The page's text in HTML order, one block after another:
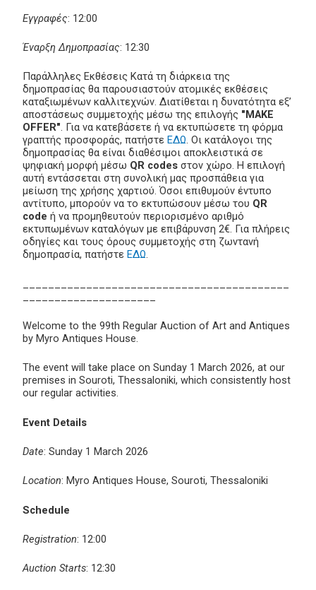
Εγγραφές: 12:00
Έναρξη Δημοπρασίας: 12:30
Παράλληλες Εκθέσεις Κατά τη διάρκεια της
δημοπρασίας θα παρουσιαστούν ατομικές εκθέσεις
καταξιωμένων καλλιτεχνών. Διατίθεται η δυνατότητα εξ’
αποστάσεως συμμετοχής μέσω της επιλογής "MAKE
OFFER". Για να κατεβάσετε ή να εκτυπώσετε τη φόρμα
γραπτής προσφοράς, πατήστε ΕΔΩ. Οι κατάλογοι της
δημοπρασίας θα είναι διαθέσιμοι αποκλειστικά σε
ψηφιακή μορφή μέσω QR codes στον χώρο. Η επιλογή
αυτή εντάσσεται στη συνολική μας προσπάθεια για
μείωση της χρήσης χαρτιού. Όσοι επιθυμούν έντυπο
αντίτυπο, μπορούν να το εκτυπώσουν μέσω του QR
code ή να προμηθευτούν περιορισμένο αριθμό
εκτυπωμένων καταλόγων με επιβάρυνση 2€. Για πλήρεις
οδηγίες και τους όρους συμμετοχής στη ζωντανή
δημοπρασία, πατήστε ΕΔΩ.
Welcome to the 99th Regular Auction of Art and Antiques
by Myro Antiques House.
The event will take place on Sunday 1 March 2026, at our
premises in Souroti, Thessaloniki, which consistently host
our regular activities.
Event Details
Date: Sunday 1 March 2026
Location: Myro Antiques House, Souroti, Thessaloniki
Schedule
Registration: 12:00
Auction Starts: 12:30